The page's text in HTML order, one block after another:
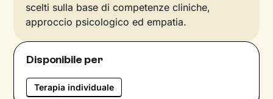
scelti sulla base di competenze cliniche,
approccio psicologico ed empatia.
Disponibile per
Terapia individuale